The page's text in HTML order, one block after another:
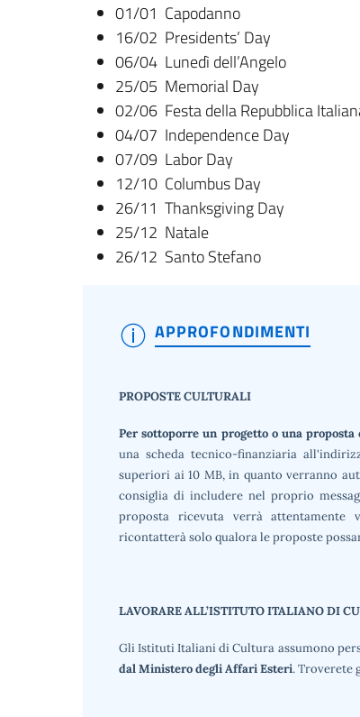
01/01 Capodanno
16/02 Presidents’ Day
06/04 Lunedì dell’Angelo
25/05 Memorial Day
02/06 Festa della Repubblica
04/07 Independence Day
07/09 Labor Day
12/10 Columbus Day
26/11 Thanksgiving Day
25/12 Natale
26/12 Santo Stefano
APPROFONDIMENTI
PROPOSTE CULTURALI
Per sottoporre un progetto o una
una scheda tecnico-finanziaria
superiori ai 10 MB, in quanto verranno
consiglia di includere nel proprio
proposta ricevuta verrà attentamente
ricontatterà solo qualora le proposte
LAVORARE ALL’ISTITUTO ITALIANO DI
Gli Istituti Italiani di Cultura assumono
dal Ministero degli Affari Esteri. Troverete